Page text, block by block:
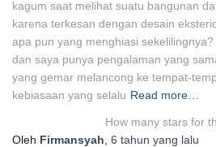
kagum saat melihat suatu bangunan
karena terkesan dengan desain
apa pun yang menghiasi
dan saya punya pengalaman yang
yang gemar melancong ke tempat-
kebiasaan yang selalu Read more…
How many stars for
Oleh Firmansyah 6 tahun yang lalu